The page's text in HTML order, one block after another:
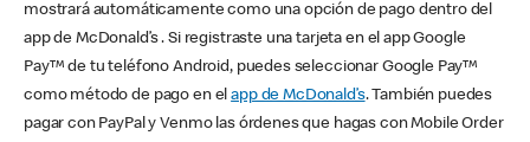
mostrará automáticamente como una opción de pago dentro del
app de McDonald’s . Si registraste una tarjeta en el app Google
Pay™ de tu teléfono Android, puedes seleccionar Google Pay™
como método de pago en elapp de McDonald’s. También puedes
pagar con PayPal y Venmo las órdenes que hagas con Mobile Order